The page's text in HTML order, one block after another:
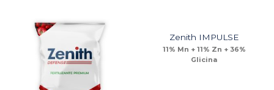
Zenith IMPULSE
11% Mn + 11% Zn + 36%
Glicina